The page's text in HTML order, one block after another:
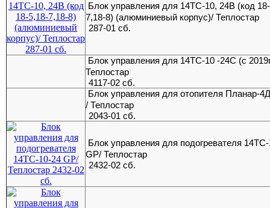
Блок управления для 14ТС-10, 24В (код
7,18-8) (алюминиевый корпус)/ Теплостар
287-01 сб.
Блок управления для 14ТС-10 -24С (с
Теплостар
4117-02 сб.
Блок управления для отопителя Планар-
/ Теплостар
2043-01 сб.
Блок управления для подогревателя
GP/ Теплостар
2432-02 сб.